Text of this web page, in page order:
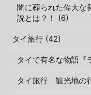
闇に葬られた偉大な
説とは？！ (6)
タイ旅行 (42)
タイで有名な物語『
タイ旅行 観光地の